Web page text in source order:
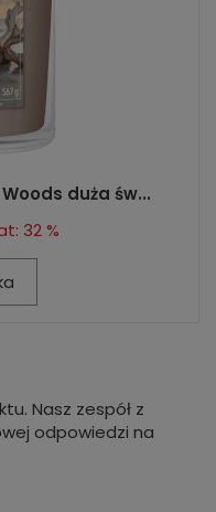
duża św...
32 %
Nasz zespół z
odpowiedzi na